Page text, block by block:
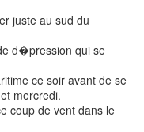
juste au sud du
d�pression qui se
ce soir avant de se
mercredi.
coup de vent dans le